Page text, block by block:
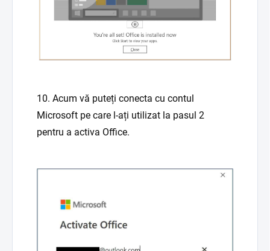
10. Acum vă puteți conecta cu contul
Microsoft pe care l-ați utilizat la pasul 2
pentru a activa Office.